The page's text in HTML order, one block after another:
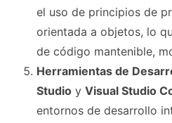
el uso de principios de
orientada a objetos, lo
de código mantenible,
Herramientas de
Studio y Visual Studio
entornos de desarrollo